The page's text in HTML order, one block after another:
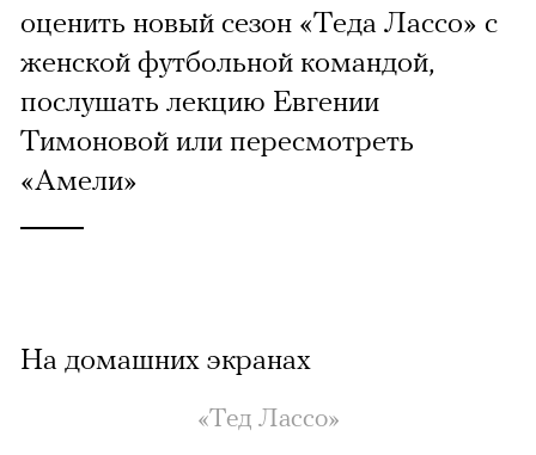
оценить новый сезон «Теда Лассо» с
женской футбольной командой,
послушать лекцию Евгении
Тимоновой или пересмотреть
«Амели»
На домашних экранах
«Тед Лассо»